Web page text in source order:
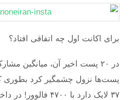
برای اکانت اول چه اتفاقی افتاد؟
در ۲۰ پست اخیر آن، میانگین
پست‌ها نزول چشمگیر کرد بطوری
۳۷ لایک دارد با ۴۷۰۰